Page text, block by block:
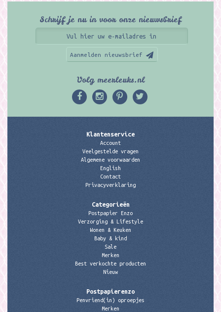
Schrijf je nu in voor onze nieuwsbrief
Aanmelden nieuwsbrief
Volg meerleuks.nl
Klantenservice
Account
Veelgestelde vragen
Algemene voorwaarden
English
Contact
Privacyverklaring
Categorieën
Postpapier Enzo
Verzorging & Lifestyle
Wonen & Keuken
Baby & kind
Sale
Merken
Best verkochte producten
Nieuw
Postpapierenzo
Penvriend(in) oproepjes
Merken